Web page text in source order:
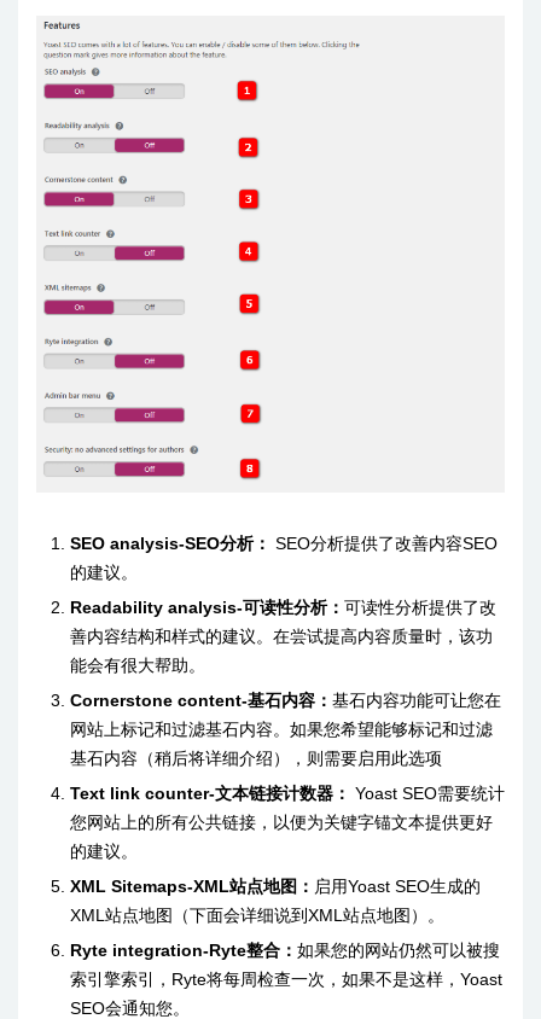
SEO analysis-SEO分析： SEO分析提供了改善内容SEO
的建议。
Readability analysis-可读性分析： 可读性分析提供了改
善内容结构和样式的建议。在尝试提高内容质量时，该功
能会有很大帮助。
Cornerstone content-基石内容： 基石内容功能可让您在
网站上标记和过滤基石内容。如果您希望能够标记和过滤
基石内容（稍后将详细介绍），则需要启用此选项
Text link counter-文本链接计数器： Yoast SEO需要统计
您网站上的所有公共链接，以便为关键字锚文本提供更好
的建议。
XML Sitemaps-XML站点地图： 启用Yoast SEO生成的
XML站点地图（下面会详细说到XML站点地图）。
Ryte integration-Ryte整合： 如果您的网站仍然可以被搜
索引擎索引，Ryte将每周检查一次，如果不是这样，Yoast
SEO会通知您。